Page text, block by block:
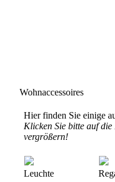
Wohnaccessoires
Hier finden Sie einige
Klicken Sie bitte auf die
vergrößern!
Leuchte